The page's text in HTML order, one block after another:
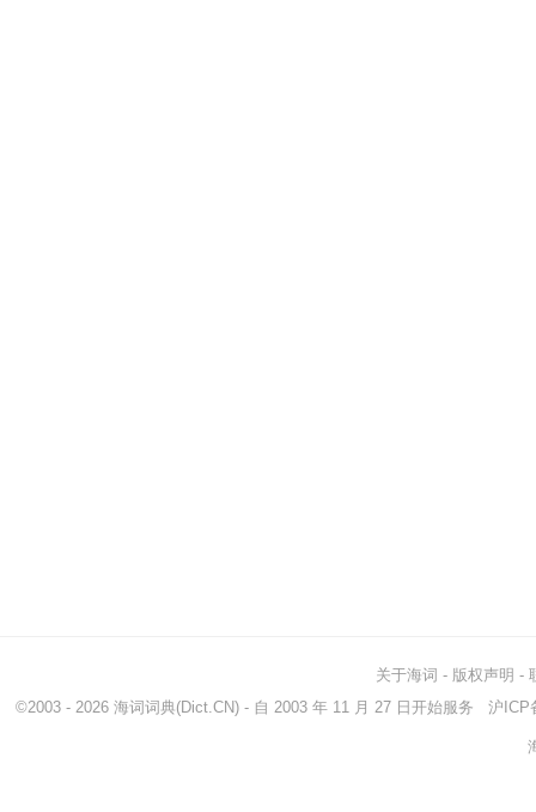
关于海词 - 版权声明 -
©2003 - 2026 海词词典(Dict.CN) - 自 2003 年 11 月 27 日开始服务 沪ICP